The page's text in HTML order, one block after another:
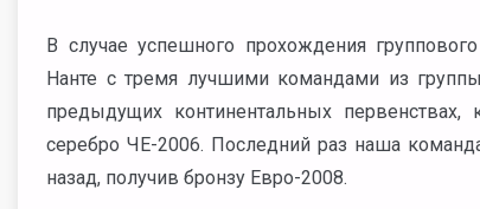
В случае успешного прохождения
Нанте с тремя лучшими командами из
предыдущих континентальных
серебро ЧЕ-2006. Последний раз наша
назад, получив бронзу Евро-2008.